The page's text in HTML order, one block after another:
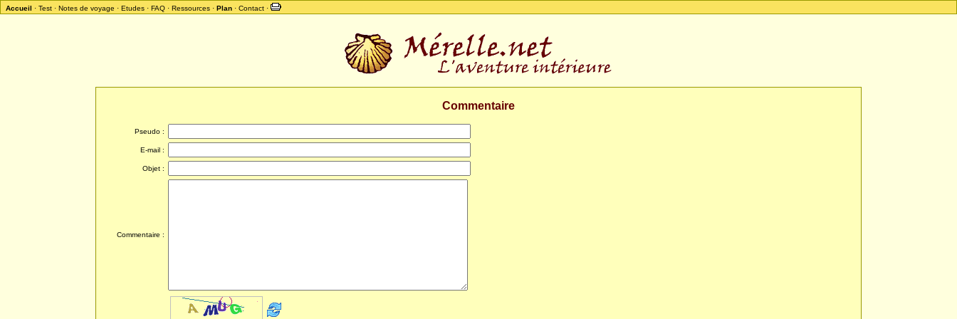
Accueil · Test· Notes de voyage · Etudes· FAQ· Ressources· Plan· Contact·
Commentaire
Pseudo :
E-mail :
Objet :
Commentaire :